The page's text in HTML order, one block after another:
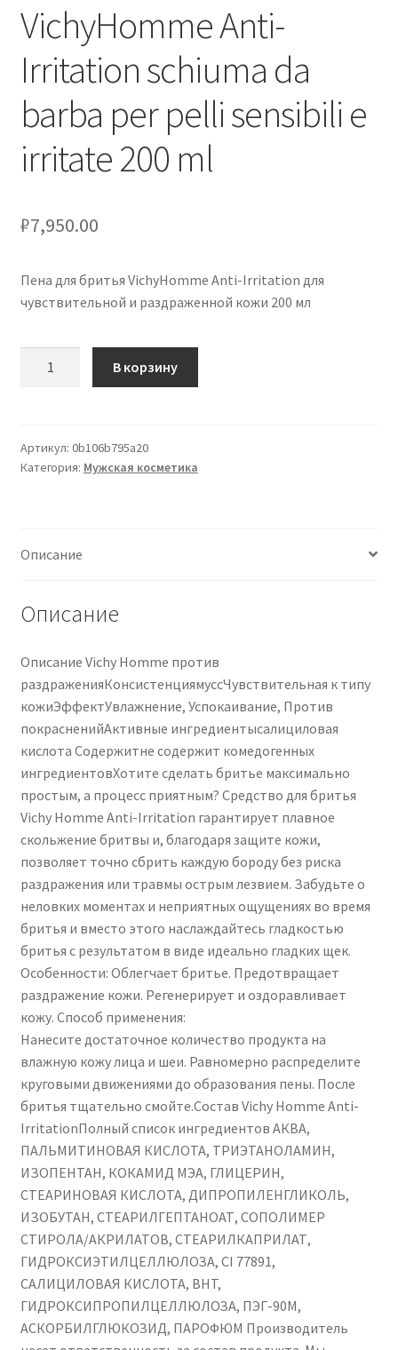
VichyHomme Anti-
Irritation schiuma da
barba per pelli sensibili e
irritate 200 ml
₽7,950.00
Пена для бритья VichyHomme Anti-Irritation для
чувствительной и раздраженной кожи 200 мл
Irritation
schiuma
pelli
irritate
ml
В корзину
Артикул: 0b106b795a20
Категория: Мужская косметика
Описание
Описание
Описание Vichy Homme против
раздраженияКонсистенциямуссЧувствительная к типу
кожиЭффектУвлажнение, Успокаивание, Против
покрасненийАктивные ингредиентысалициловая
кислота Содержитне содержит комедогенных
ингредиентовХотите сделать бритье максимально
простым, а процесс приятным? Средство для бритья
Vichy Homme Anti-Irritation гарантирует плавное
скольжение бритвы и, благодаря защите кожи,
позволяет точно сбрить каждую бороду без риска
раздражения или травмы острым лезвием. Забудьте о
неловких моментах и ​​неприятных ощущениях во время
бритья и вместо этого наслаждайтесь гладкостью
бритья с результатом в виде идеально гладких щек.
Особенности: Облегчает бритье. Предотвращает
раздражение кожи. Регенерирует и оздоравливает
кожу. Способ применения:
Нанесите достаточное количество продукта на
влажную кожу лица и шеи. Равномерно распределите
круговыми движениями до образования пены. После
бритья тщательно смойте.Состав Vichy Homme Anti-
IrritationПолный список ингредиентов АКВА,
ПАЛЬМИТИНОВАЯ КИСЛОТА, ТРИЭТАНОЛАМИН,
ИЗОПЕНТАН, КОКАМИД МЭА, ГЛИЦЕРИН,
СТЕАРИНОВАЯ КИСЛОТА, ДИПРОПИЛЕНГЛИКОЛЬ,
ИЗОБУТАН, СТЕАРИЛГЕПТАНОАТ, СОПОЛИМЕР
СТИРОЛА/АКРИЛАТОВ, СТЕАРИЛКАПРИЛАТ,
ГИДРОКСИЭТИЛЦЕЛЛЮЛОЗА, CI 77891,
САЛИЦИЛОВАЯ КИСЛОТА, BHT,
ГИДРОКСИПРОПИЛЦЕЛЛЮЛОЗА, ПЭГ-90М,
АСКОРБИЛГЛЮКОЗИД, ПАРОФЮМ Производитель